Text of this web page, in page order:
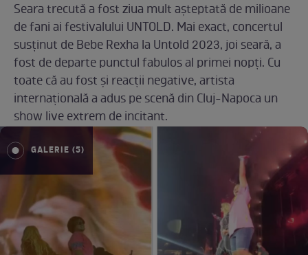
Seara trecută a fost ziua mult așteptată de milioane
de fani ai festivalului UNTOLD. Mai exact, concertul
susținut de Bebe Rexha la Untold 2023, joi seară, a
fost de departe punctul fabulos al primei nopți. Cu
toate că au fost și reacții negative, artista
internațională a adus pe scenă din Cluj-Napoca un
show live extrem de incitant.
GALERIE (5)